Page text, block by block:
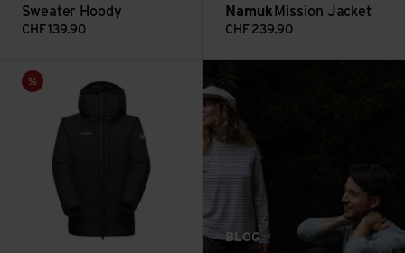
Sweater Hoody
CHF 139.90
Namuk Mission Jacket
CHF 239.90
Sale
Rime Pro Belay IN Hooded Jacket Women ansehen
BLOG